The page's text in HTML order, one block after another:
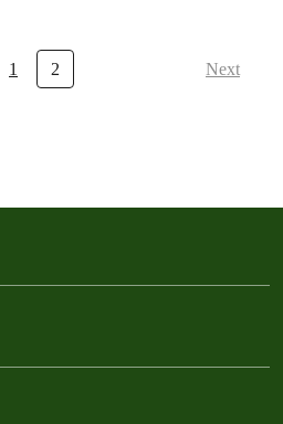
1 2 Next